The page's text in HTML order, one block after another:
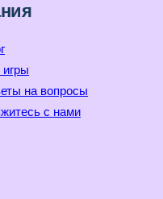
на вопросы
с нами